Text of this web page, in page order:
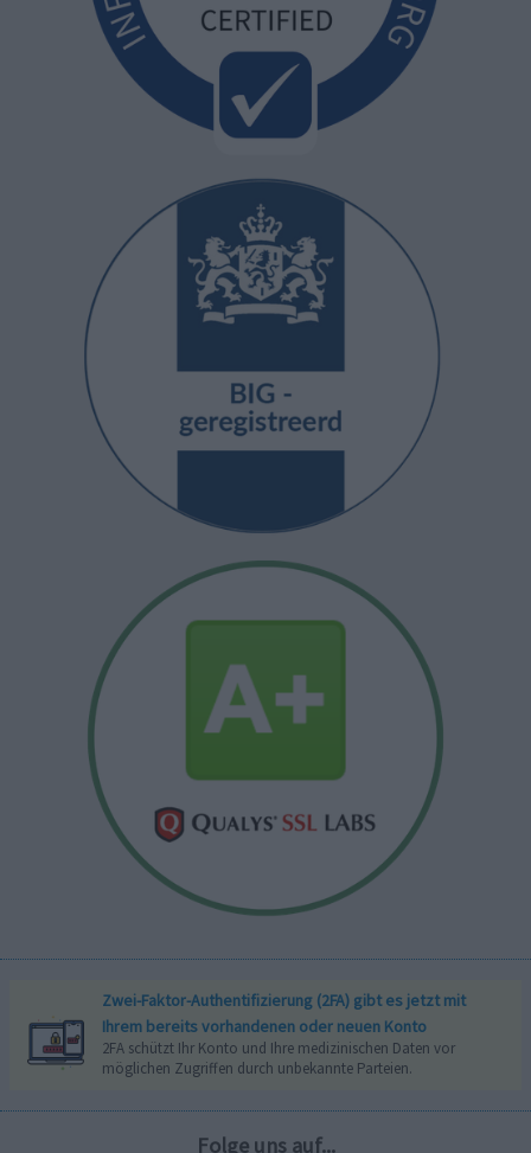
Zwei-Faktor-Authentifizierung (2FA) gibt es jetzt mit
Ihrem bereits vorhandenen oder neuen Konto
2FA schützt Ihr Konto und Ihre medizinischen Daten vor
möglichen Zugriffen durch unbekannte Parteien.
Folge uns auf...